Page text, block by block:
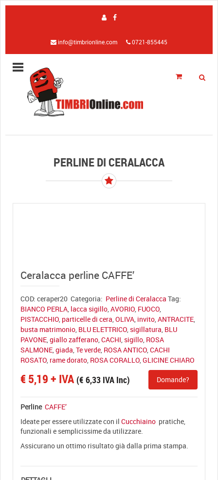
info@timbrionline.com 0721-855445
PERLINE DI CERALACCA
Ceralacca perline CAFFE’
COD: ceraper20 Categoria: Perline di Ceralacca Tag:
BIANCO PERLA lacca sigillo AVORIO FUOCO
PISTACCHIO particelle di cera OLIVA invito ANTRACITE
busta matrimonio BLU ELETTRICO sigillatura BLU
PAVONE giallo zafferano CACHI sigillo ROSA
SALMONE giada Te verde ROSA ANTICO CACHI
ROSATO rame dorato ROSA CORALLO GLICINE CHIARO
€ 5,19+ IVA (€ 6,33 IVA Inc) Domande?
Perline CAFFE’
Ideate per essere utilizzate con il Cucchiaino pratiche,
funzionali e semplicissime da utilizzare.
Assicurano un ottimo risultato già dalla prima stampa.